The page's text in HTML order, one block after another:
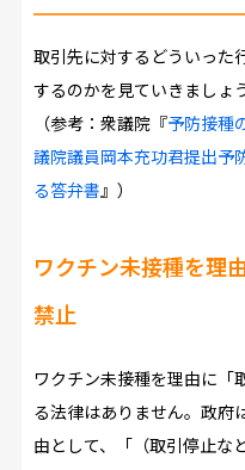
取引先に対するどういった
するのかを見ていきましょう
（参考：衆議院『予防接種
議院議員岡本充功君提出予
る答弁書』）
ワクチン未接種を理
禁止
ワクチン未接種を理由に「
る法律はありません。政府
由として、「（取引停止な